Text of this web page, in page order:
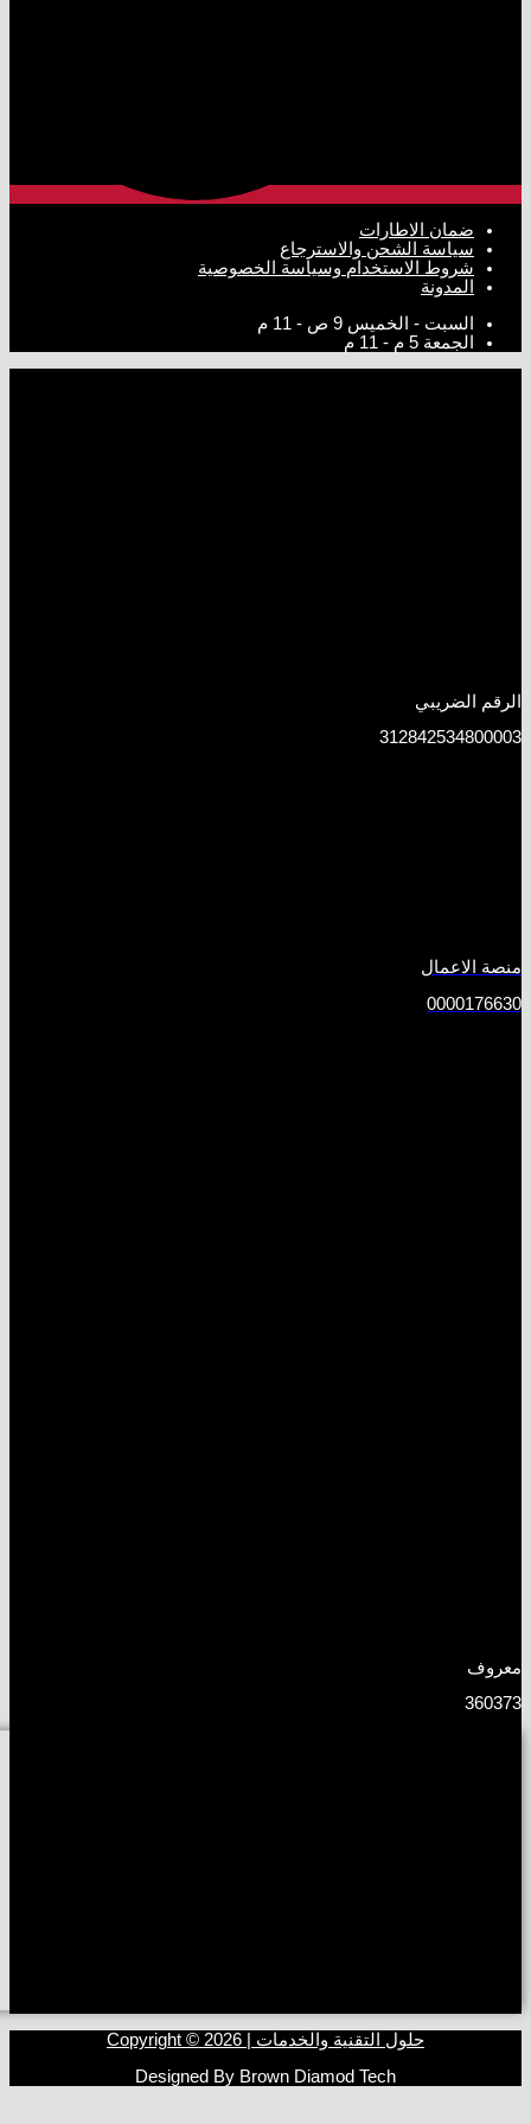
ضمان الاطارات
سياسة الشحن والاسترجاع
شروط الاستخدام وسياسة الخصوصية
المدونة
السبت - الخميس 9 ص - 11 م
الجمعة 5 م - 11 م
الرقم الضريبي
312842534800003
منصة الاعمال
0000176630
معروف
360373
حلول التقنية والخدمات | Copyright © 2026
Designed By Brown Diamod Tech